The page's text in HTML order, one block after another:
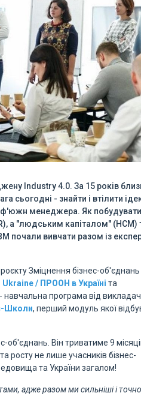
Industry 4.0. За 15 років
сьогодні - знайти і втілити
ф'южн менеджера. Як побудувати
а "людським капіталом" (HCM)
почали вивчати разом із
Зміцнення бізнес-об'єднань
Ukraine / ПРООН в Україні та
навчальна програма від
Школи, перший модуль якої
Він триватиме 9
росту не лише учасників бізнес-
та України загалом!
адже разом ми сильніші і точно